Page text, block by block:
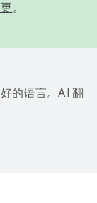
。
的语言。AI 翻